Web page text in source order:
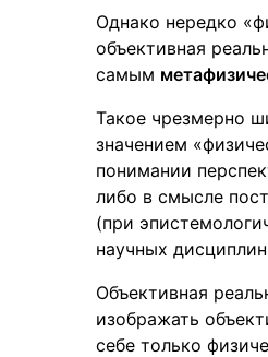
Однако нередко
объективная
самым
Такое чрезмерно
значением
понимании
либо в смысле
(при
научных
Объективная
изображать
себе только